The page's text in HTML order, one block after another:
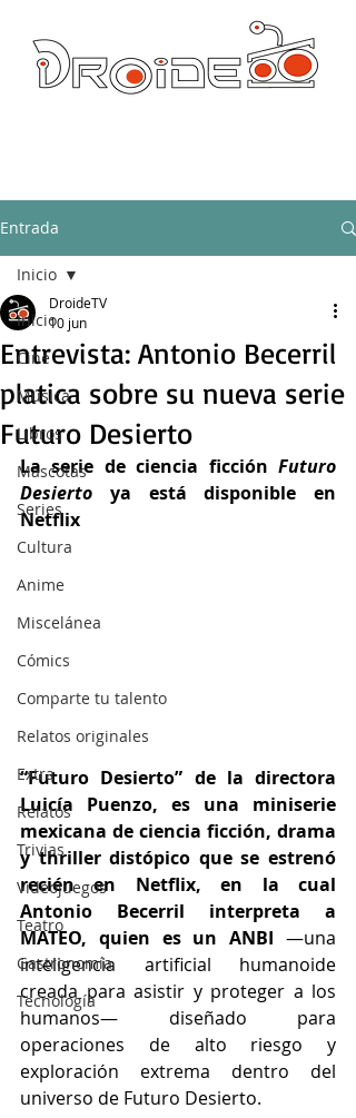
Entrada
Inicio
Cine
Música
Libros
Mascotas
Series
Cultura
Anime
Miscelánea
Cómics
Comparte tu talento
Relatos originales
Extra
Relatos
Trivias
Videojuegos
Teatro
Gastronomía
Tecnología
Inicio
Entrevista: Antonio Becerril
platica sobre su nueva serie
Futuro Desierto
DroideTV
10 jun
La serie de ciencia ficción Futuro
Desierto ya está disponible en
Netflix
“Futuro Desierto” de la directora
Luicía Puenzo, es una miniserie
mexicana de ciencia ficción, drama
y thriller distópico que se estrenó
recién en Netflix, en la cual
Antonio Becerril interpreta a
MATEO, quien es un ANBI —una
inteligencia artificial humanoide
creada para asistir y proteger a los
humanos— diseñado para
operaciones de alto riesgo y
exploración extrema dentro del
universo de Futuro Desierto.